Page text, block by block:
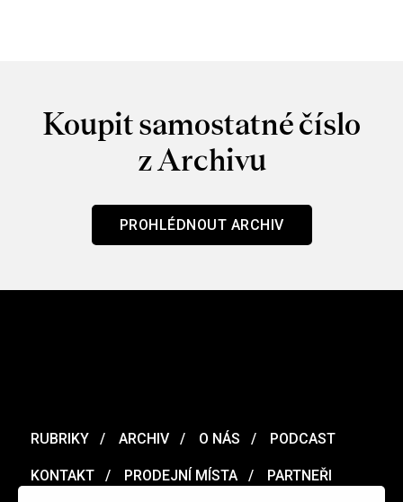
Koupit samostatné číslo
z Archivu
PROHLÉDNOUT ARCHIV
RUBRIKY ARCHIV O NÁS PODCAST
KONTAKT PRODEJNÍ MÍSTA PARTNEŘI